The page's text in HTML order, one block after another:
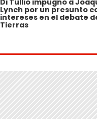
Lynch por un presunto
intereses en el debate
Tierras